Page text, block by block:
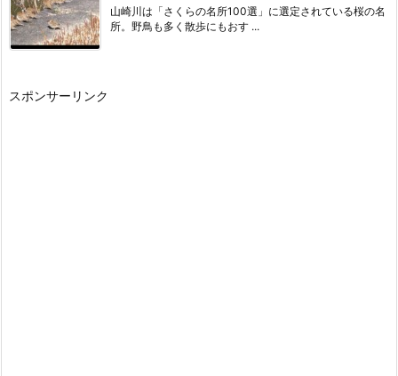
山崎川は「さくらの名所100選」に選定されている桜の名
所。野鳥も多く散歩にもおす ...
スポンサーリンク